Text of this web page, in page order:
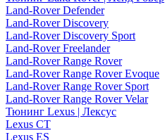
Land-Rover Defender
Land-Rover Discovery
Land-Rover Discovery Sport
Land-Rover Freelander
Land-Rover Range Rover
Land-Rover Range Rover Evoque
Land-Rover Range Rover Sport
Land-Rover Range Rover Velar
Тюнинг Lexus | Лексус
Lexus CT
Lexus ES